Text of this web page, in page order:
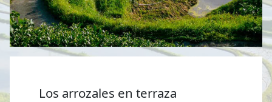
Los arrozales en terraza